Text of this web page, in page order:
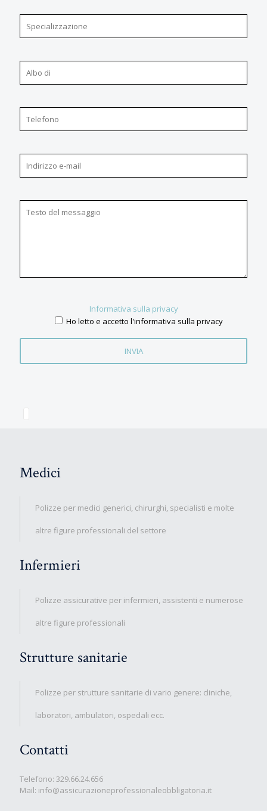
Informativa sulla privacy
Ho letto e accetto l'informativa sulla privacy
Medici
Polizze per medici generici, chirurghi, specialisti e molte
altre figure professionali del settore
Infermieri
Polizze assicurative per infermieri, assistenti e numerose
altre figure professionali
Strutture sanitarie
Polizze per strutture sanitarie di vario genere: cliniche,
laboratori, ambulatori, ospedali ecc.
Contatti
Telefono: 329.66.24.656
Mail: info@assicurazioneprofessionaleobbligatoria.it